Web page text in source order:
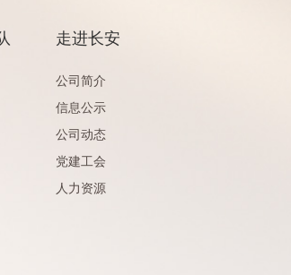
走进长安
公司简介
信息公示
公司动态
党建工会
人力资源